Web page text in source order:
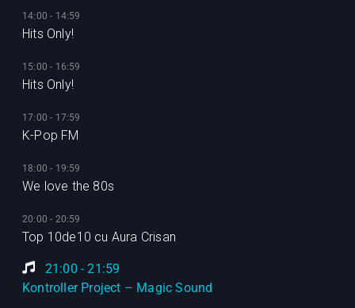
14:00 - 14:59
Hits Only!
15:00 - 16:59
Hits Only!
17:00 - 17:59
K-Pop FM
18:00 - 19:59
We love the 80s
20:00 - 20:59
Top 10de10 cu Aura Crisan
21:00 - 21:59
Kontroller Project – Magic Sound